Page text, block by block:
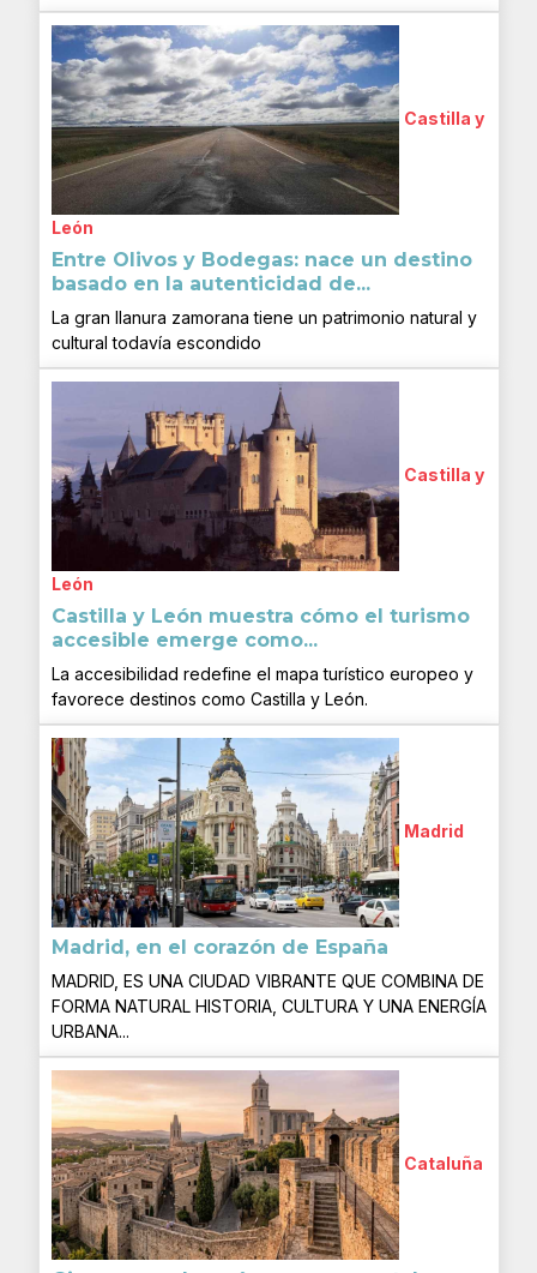
Castilla y
León
Entre Olivos y Bodegas: nace un destino
basado en la autenticidad de...
La gran llanura zamorana tiene un patrimonio natural y
cultural todavía escondido
Castilla y
León
Castilla y León muestra cómo el turismo
accesible emerge como...
La accesibilidad redefine el mapa turístico europeo y
favorece destinos como Castilla y León.
Madrid
Madrid, en el corazón de España
MADRID, ES UNA CIUDAD VIBRANTE QUE COMBINA DE
FORMA NATURAL HISTORIA, CULTURA Y UNA ENERGÍA
URBANA...
Cataluña